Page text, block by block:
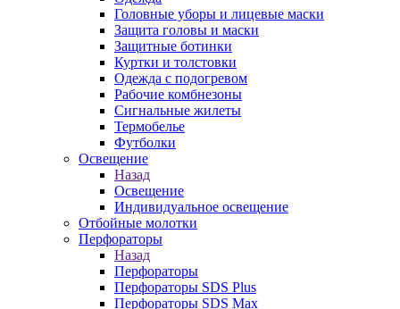
Головные уборы и лицевые маски
Защита головы и маски
Защитные ботинки
Куртки и толстовки
Одежда с подогревом
Рабочие комбнезоны
Сигнальные жилеты
Термобелье
Футболки
Освещение
Назад
Освещение
Индивидуальное освещение
Отбойные молотки
Перфораторы
Назад
Перфораторы
Перфораторы SDS Plus
Перфораторы SDS Max